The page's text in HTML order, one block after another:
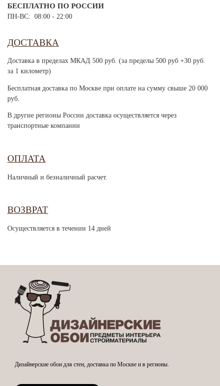
БЕСПЛАТНО ПО РОССИИ
ПН-ВС: 08:00 - 22:00
ДОСТАВКА
Доставка в пределах МКАД 500 руб. (за пределы 500 руб +30 руб.
за 1 километр)
Бесплатная доставка по Москве при оплате на сумму свыше 20 000
руб.
В другие регионы России доставка осуществляется через
транспортные компании
ОПЛАТА
Наличный и безналичный расчет.
ВОЗВРАТ
Осуществляется в течении 14 дней
Дизайнерские обои для стен, доставка по Москве и в регионы.